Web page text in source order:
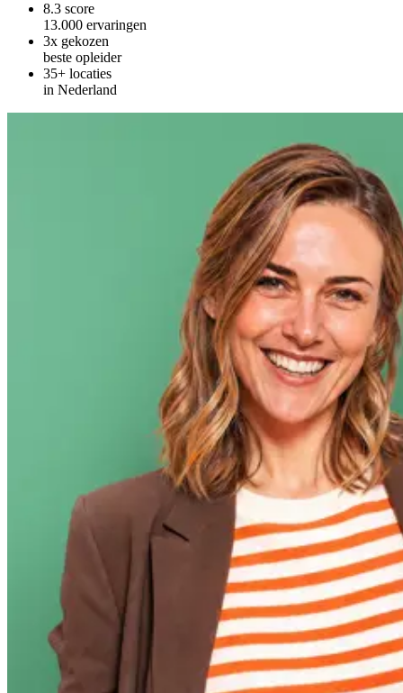
8.3 score
13.000 ervaringen
3x gekozen
beste opleider
35+ locaties
in Nederland